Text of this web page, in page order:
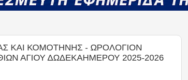
ΚΑΙ ΚΟΜΟΤΗΝΗΣ - ΩΡΟΛΟΓΙΟΝ
ΑΓΙΟΥ ΔΩΔΕΚΑΗΜΕΡΟΥ 2025-2026